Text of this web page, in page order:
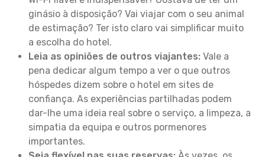
ginásio à disposição? Vai viajar com o seu animal
de estimação? Ter isto claro vai simplificar muito
a escolha do hotel.
Leia as opiniões de outros viajantes: Vale a
pena dedicar algum tempo a ver o que outros
hóspedes dizem sobre o hotel em sites de
confiança. As experiências partilhadas podem
dar-lhe uma ideia real sobre o serviço, a limpeza, a
simpatia da equipa e outros pormenores
importantes.